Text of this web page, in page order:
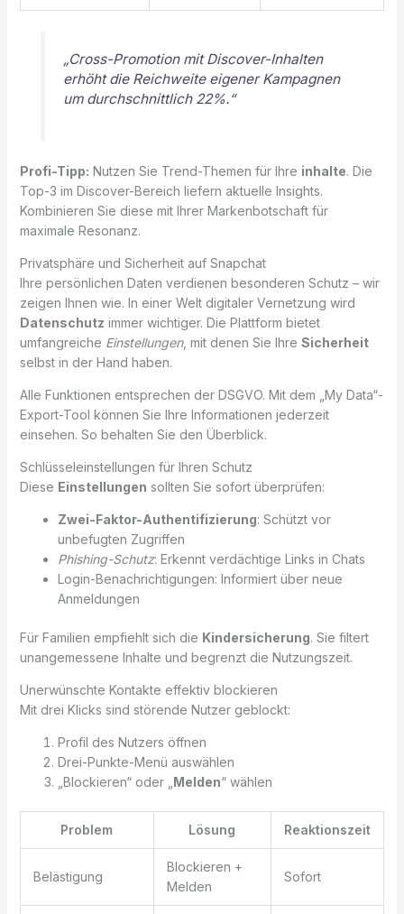
„Cross-Promotion mit Discover-Inhalten
erhöht die Reichweite eigener Kampagnen
um durchschnittlich 22%.“
Profi-Tipp: Nutzen Sie Trend-Themen für Ihre inhalte. Die
Top-3 im Discover-Bereich liefern aktuelle Insights.
Kombinieren Sie diese mit Ihrer Markenbotschaft für
maximale Resonanz.
Privatsphäre und Sicherheit auf Snapchat
Ihre persönlichen Daten verdienen besonderen Schutz – wir
zeigen Ihnen wie. In einer Welt digitaler Vernetzung wird
Datenschutz immer wichtiger. Die Plattform bietet
umfangreiche Einstellungen, mit denen Sie Ihre Sicherheit
selbst in der Hand haben.
Alle Funktionen entsprechen der DSGVO. Mit dem „My Data“-
Export-Tool können Sie Ihre Informationen jederzeit
einsehen. So behalten Sie den Überblick.
Schlüsseleinstellungen für Ihren Schutz
Diese Einstellungen sollten Sie sofort überprüfen:
Zwei-Faktor-Authentifizierung: Schützt vor
unbefugten Zugriffen
Phishing-Schutz: Erkennt verdächtige Links in Chats
Login-Benachrichtigungen: Informiert über neue
Anmeldungen
Für Familien empfiehlt sich die Kindersicherung. Sie filtert
unangemessene Inhalte und begrenzt die Nutzungszeit.
Unerwünschte Kontakte effektiv blockieren
Mit drei Klicks sind störende Nutzer geblockt:
Profil des Nutzers öffnen
Drei-Punkte-Menü auswählen
„Blockieren“ oder „ Melden“ wählen
Problem Lösung Reaktionszeit
Belästigung
Blockieren +
Melden
Sofort